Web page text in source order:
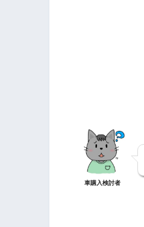
車購入検討者